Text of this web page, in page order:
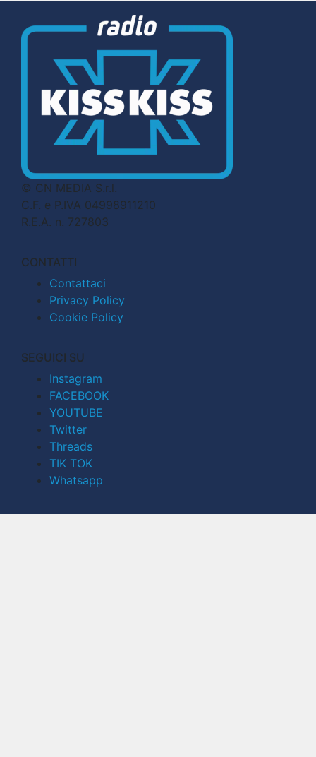
© CN MEDIA S.r.l.
C.F. e P.IVA 04998911210
R.E.A. n. 727803
CONTATTI
Contattaci
Privacy Policy
Cookie Policy
SEGUICI SU
Instagram
FACEBOOK
YOUTUBE
Twitter
Threads
TIK TOK
Whatsapp